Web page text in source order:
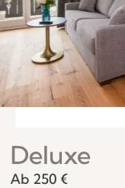
Deluxe
Ab 250 €